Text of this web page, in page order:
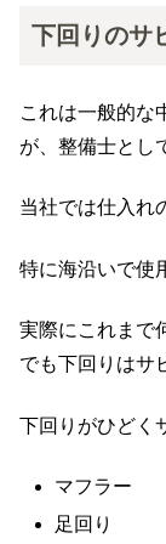
下回りのサ
これは一般的な
が、整備士とし
当社では仕入れ
特に海沿いで使
実際にこれまで
でも下回りはサ
下回りがひどく
マフラー
足回り